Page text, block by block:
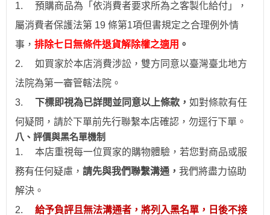
1.
預購商品為「依消費者要求所為之客製化給付」，
屬消費者保護法第 19 條第1項但書規定之合理例外情
事， 排除七日無條件退貨解除權之適用 。
2.
如買家於本店消費涉訟，雙方同意以臺灣臺北地方
法院為第一審管轄法院。
3.
下標即視為已詳閱並同意以上條款， 如對條款有任
何疑問，請於下單前先行聯繫本店確認，勿逕行下單。
八、評價與黑名單機制
1.
本店重視每一位買家的購物體驗，若您對商品或服
務有任何疑慮， 請先與我們聯繫溝通， 我們將盡力協助
解決。
2.
給予負評且無法溝通者，將列入黑名單，日後不接